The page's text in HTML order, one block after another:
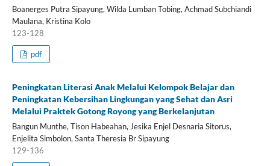
Boanerges Putra Sipayung, Wilda Lumban Tobing, Achmad Subchiandi
Maulana, Kristina Kolo
123-128
pdf
Peningkatan Literasi Anak Melalui Kelompok Belajar dan
Peningkatan Kebersihan Lingkungan yang Sehat dan Asri
Melalui Praktek Gotong Royong yang Berkelanjutan
Bangun Munthe, Tison Habeahan, Jesika Enjel Desnaria Sitorus,
Enjelita Simbolon, Santa Theresia Br Sipayung
129-136